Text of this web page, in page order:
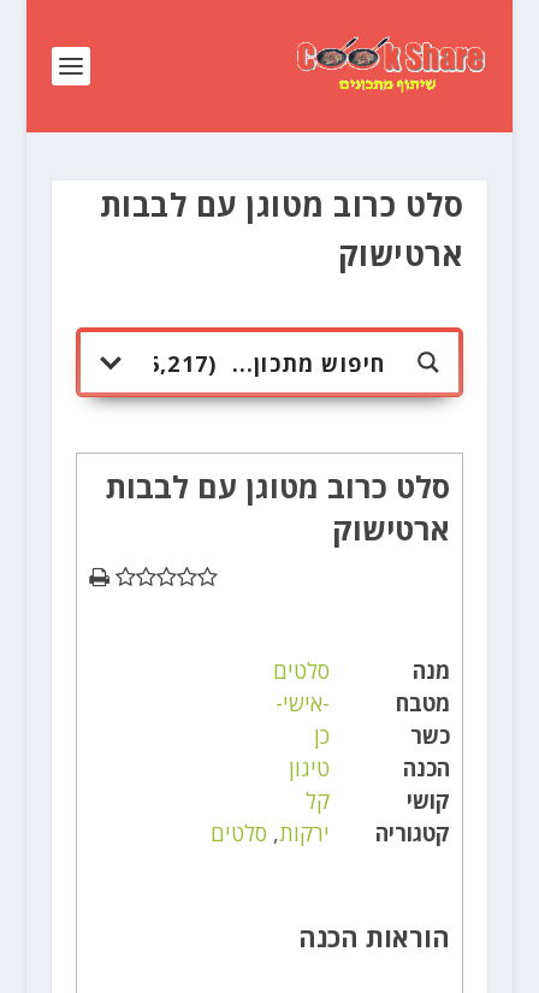
סלט כרוב מטוגן עם לבבות
ארטישוק
סלט כרוב מטוגן עם לבבות
ארטישוק
מנה
סלטים
מטבח
-אישי-
כשר
כן
הכנה
טיגון
קושי
קל
קטגוריה
ירקות, סלטים
הוראות הכנה